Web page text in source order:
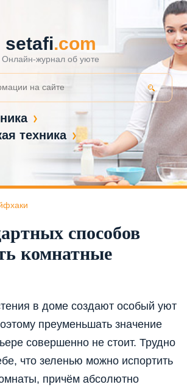
setafi.com
Онлайн-журнал об уюте
техника
способов
комнатные
в доме создают особый уют
преуменьшать значение
совершенно не стоит. Трудно
что зеленью можно испортить
причём абсолютно